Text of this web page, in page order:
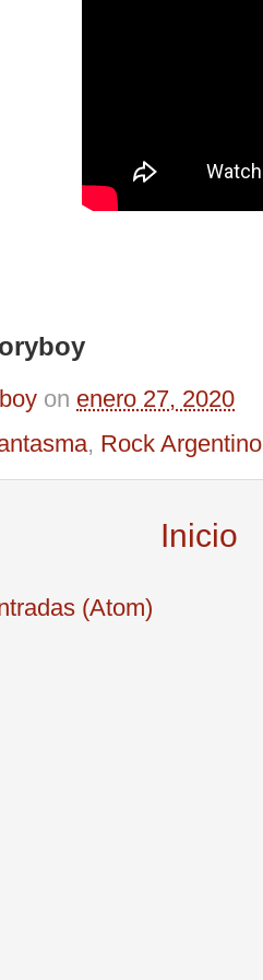
on enero 27, 2020
, Rock Argentino
Inicio
(Atom)